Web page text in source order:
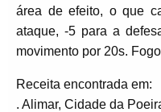
área de efeito, o que
ataque, -5 para a
movimento por 20s.
Receita encontrada em:
. Alimar, Cidade da